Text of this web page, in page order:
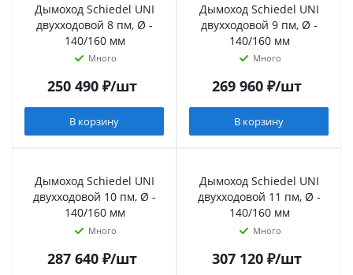
Дымоход Schiedel UNI
двухходовой 8 пм, Ø -
140/160 мм
Много
250 490₽/шт
В корзину
Дымоход Schiedel UNI
двухходовой 9 пм, Ø -
140/160 мм
Много
269 960₽/шт
В корзину
Дымоход Schiedel UNI
двухходовой 10 пм, Ø -
140/160 мм
Много
287 640₽/шт
Дымоход Schiedel UNI
двухходовой 11 пм, Ø -
140/160 мм
Много
307 120₽/шт